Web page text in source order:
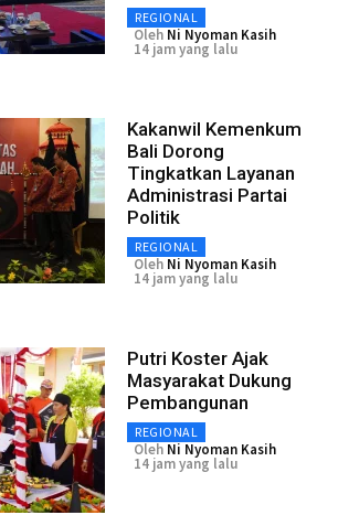
REGIONAL
Oleh Ni Nyoman Kasih
14 jam yang lalu
Kakanwil Kemenkum
Bali Dorong
Tingkatkan Layanan
Administrasi Partai
Politik
REGIONAL
Oleh Ni Nyoman Kasih
14 jam yang lalu
Putri Koster Ajak
Masyarakat Dukung
Pembangunan
REGIONAL
Oleh Ni Nyoman Kasih
14 jam yang lalu